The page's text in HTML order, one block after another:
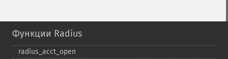
Функции Radius
radius_​acct_​open